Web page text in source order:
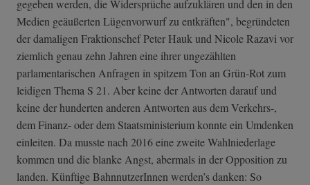
gegeben werden, die Widersprüche aufzuklären und den in den
Medien geäußerten Lügenvorwurf zu entkräften", begründeten
der damaligen Fraktionschef Peter Hauk und Nicole Razavi vor
ziemlich genau zehn Jahren eine ihrer ungezählten
parlamentarischen Anfragen in spitzem Ton an Grün-Rot zum
leidigen Thema S 21. Aber keine der Antworten darauf und
keine der hunderten anderen Antworten aus dem Verkehrs-,
dem Finanz- oder dem Staatsministerium konnte ein Umdenken
einleiten. Da musste nach 2016 eine zweite Wahlniederlage
kommen und die blanke Angst, abermals in der Opposition zu
landen. Künftige BahnnutzerInnen werden’s danken: So